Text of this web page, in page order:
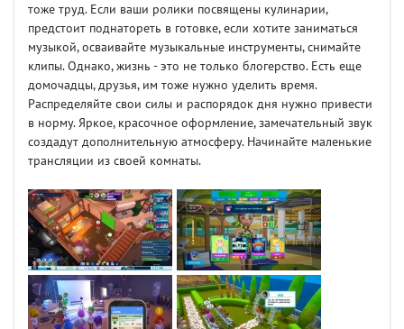
тоже труд. Если ваши ролики посвящены кулинарии,
предстоит поднатореть в готовке, если хотите заниматься
музыкой, осваивайте музыкальные инструменты, снимайте
клипы. Однако, жизнь - это не только блогерство. Есть еще
домочадцы, друзья, им тоже нужно уделить время.
Распределяйте свои силы и распорядок дня нужно привести
в норму. Яркое, красочное оформление, замечательный звук
создадут дополнительную атмосферу. Начинайте маленькие
трансляции из своей комнаты.